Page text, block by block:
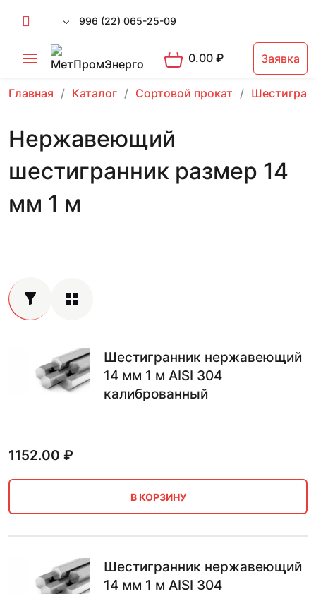
996 (22) 065-25-09
0.00₽ Заявка
Главная Каталог Сортовой прокат
Нержавеющий
шестигранник размер 14
мм 1 м
Шестигранник нержавеющий
14 мм 1 м AISI 304
калиброванный
1152.00 ₽
В КОРЗИНУ
Шестигранник нержавеющий
14 мм 1 м AISI 304